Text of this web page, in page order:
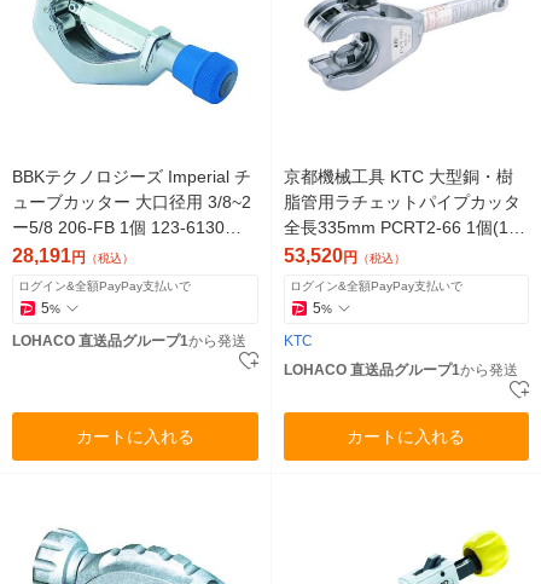
BBKテクノロジーズ Imperial チ
ューブカッター 大口径用 3/8~2
ー5/8 206-FB 1個 123-6130
（直送品）
28,191円 （税込）
ログイン&全額PayPay支払いで
5%
LOHACO 直送品グループ1から発送
カートに入れる
京都機械工具 KTC 大型銅・樹
脂管用ラチェットパイプカッタ
全長335mm PCRT2-66 1個(1セ
ット) 308-0854（直送品）
53,520円 （税込）
ログイン&全額PayPay支払いで
5%
KTC
LOHACO 直送品グループ1から発送
カートに入れる